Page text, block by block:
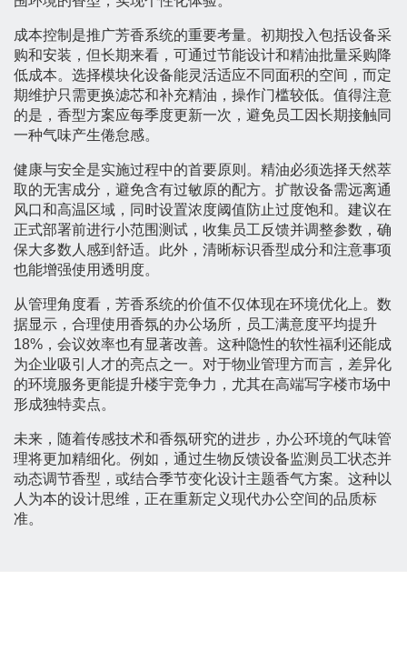
成本控制是推广芳香系统的重要考量。初期投入包括设备采
购和安装，但长期来看，可通过节能设计和精油批量采购降
低成本。选择模块化设备能灵活适应不同面积的空间，而定
期维护只需更换滤芯和补充精油，操作门槛较低。值得注意
的是，香型方案应每季度更新一次，避免员工因长期接触同
一种气味产生倦怠感。
健康与安全是实施过程中的首要原则。精油必须选择天然萃
取的无害成分，避免含有过敏原的配方。扩散设备需远离通
风口和高温区域，同时设置浓度阈值防止过度饱和。建议在
正式部署前进行小范围测试，收集员工反馈并调整参数，确
保大多数人感到舒适。此外，清晰标识香型成分和注意事项
也能增强使用透明度。
从管理角度看，芳香系统的价值不仅体现在环境优化上。数
据显示，合理使用香氛的办公场所，员工满意度平均提升
18%，会议效率也有显著改善。这种隐性的软性福利还能成
为企业吸引人才的亮点之一。对于物业管理方而言，差异化
的环境服务更能提升楼宇竞争力，尤其在高端写字楼市场中
形成独特卖点。
未来，随着传感技术和香氛研究的进步，办公环境的气味管
理将更加精细化。例如，通过生物反馈设备监测员工状态并
动态调节香型，或结合季节变化设计主题香气方案。这种以
人为本的设计思维，正在重新定义现代办公空间的品质标
准。